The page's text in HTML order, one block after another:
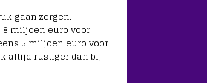
gaan zorgen.
8 miljoen euro voor
5 miljoen euro voor
altijd rustiger dan bij